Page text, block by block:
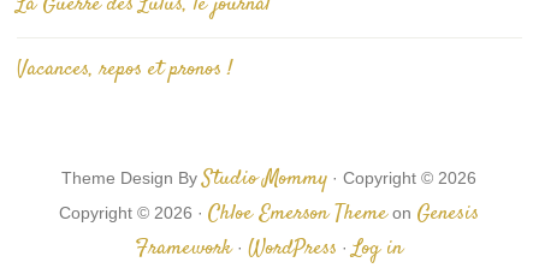
Vacances, repos et pronos !
Theme Design ByStudio Mommy · Copyright © 2026
Copyright © 2026 ·Chloe Emerson Themeon Genesis
Framework·WordPress ·Log in